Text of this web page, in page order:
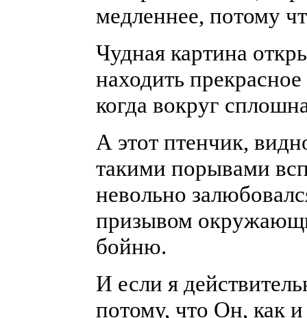
медленнее, потому
Чудная картина
находить
когда вокруг
А этот птенчик,
такими порывами
невольно
призывом
бойню.
И если я
потому, что Он, как